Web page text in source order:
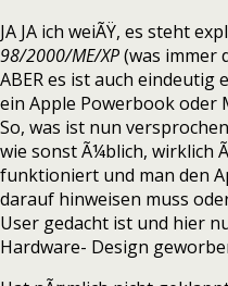
JA JA ich weiÃŸ, es steht
98/2000/ME/XP(was immer
ABER es ist auch eindeutig
ein Apple Powerbook oder
So, was ist nun
wie sonst Ã¼blich, wirklich
funktioniert und man den
darauf hinweisen muss
User gedacht ist und hier
Hardware- Design